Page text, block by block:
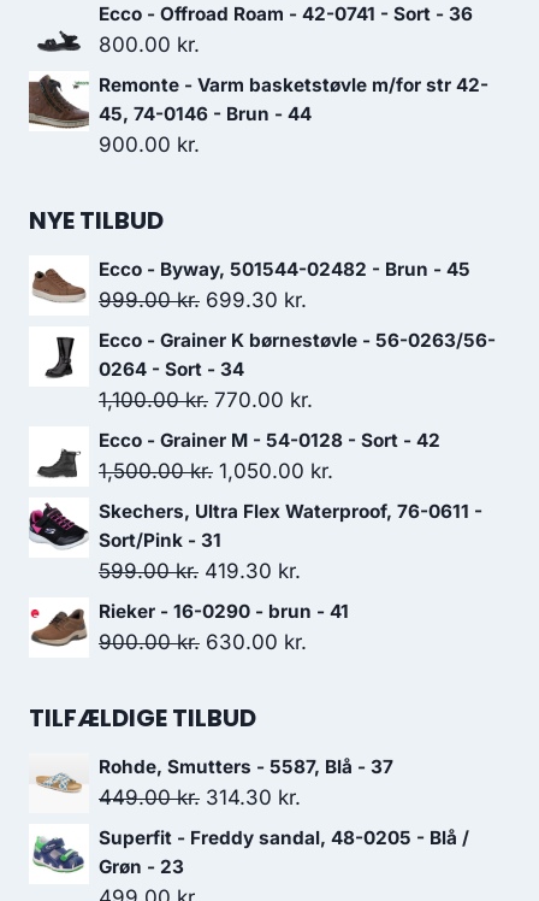
Ecco - Offroad Roam - 42-0741 - Sort - 36
800.00 kr.
Remonte - Varm basketstøvle m/for str 42-
45, 74-0146 - Brun - 44
900.00 kr.
NYE TILBUD
Ecco - Byway, 501544-02482 - Brun - 45
999.00kr. Den
oprindelige
pris
var:
999.00 kr..
699.30 kr.
aktuelle
er:
699.30 kr..
Ecco - Grainer K børnestøvle - 56-0263/56-
0264 - Sort - 34
1,100.00kr. Den
oprindelige
pris
1,100.00 kr..
770.00 kr.
aktuelle
pris
770.00 kr..
Ecco - Grainer M - 54-0128 - Sort - 42
1,500.00kr. Den
oprindelige
pris
var:
1,500.00 kr..
1,050.00 kr.
aktuelle
1,050.00 kr..
Skechers, Ultra Flex Waterproof, 76-0611 -
Sort/Pink - 31
599.00kr. Den
oprindelige
pris
419.30 kr.
aktuelle
pris
Rieker - 16-0290 - brun - 41
900.00kr. Den
pris
900.00 kr..
630.00 kr.
630.00 kr..
TILFÆLDIGE TILBUD
Rohde, Smutters - 5587, Blå - 37
449.00kr. Den
oprindelige
314.30 kr.
aktuelle
Superfit - Freddy sandal, 48-0205 - Blå /
Grøn - 23